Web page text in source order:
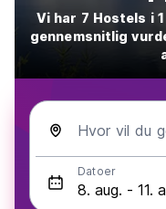
Vi har 7 Hostels i
gennemsnitlig
Hvor vil du
Datoer